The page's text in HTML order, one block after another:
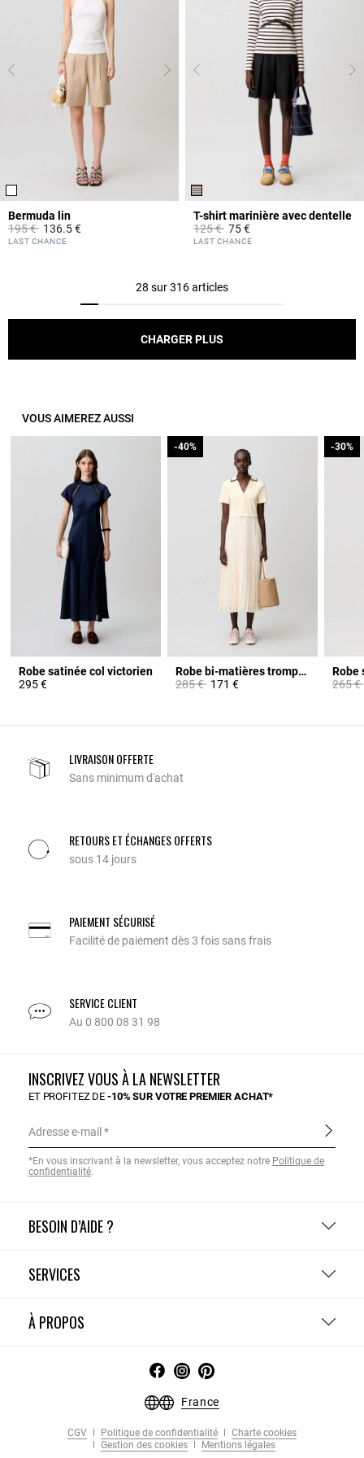
Bermuda lin
Prix réduit à partir de
195 €à136.5 €
4,6 out of 5 Customer Rating
LAST CHANCE
T-shirt marinière avec dentelle
Prix réduit à partir de
125 €à75 €
5 out of 5 Customer Rating
LAST CHANCE
28 sur 316 articles
CHARGER PLUS
VOUS AIMEREZ AUSSI
Robe satinée col victorien
295 €
Robe bi-matières trompe-l'œil
Prix réduit à partir de
285 €à
-40%
171 €
-40%
Robe
Prix
265 €
-30%
-30%
LIVRAISON OFFERTE
Sans minimum d'achat
RETOURS ET ÉCHANGES OFFERTS
sous 14 jours
PAIEMENT SÉCURISÉ
Facilité de paiement dès 3 fois sans frais
SERVICE CLIENT
Au 0 800 08 31 98
BESOIN D’AIDE ?
SERVICES
À PROPOS
INSCRIVEZ VOUS À LA NEWSLETTER
ET PROFITEZ DE-10% SUR VOTRE PREMIER ACHAT*
Adresse e-mail
*En vous inscrivant à la newsletter, vous acceptez notre Politique de
confidentialité.
France
CGV Politique de confidentialité
Charte cookies
Gestion des cookies
Mentions légales